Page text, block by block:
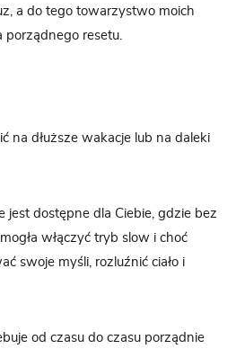
a do tego towarzystwo moich
porządnego resetu.
na dłuższe wakacje lub na daleki
jest dostępne dla Ciebie, gdzie bez
włączyć tryb slow i choć
swoje myśli, rozluźnić ciało i
od czasu do czasu porządnie